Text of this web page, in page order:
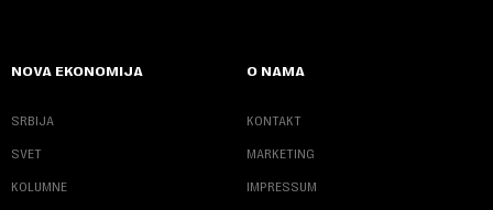
NOVA EKONOMIJA
SRBIJA
SVET
KOLUMNE
O NAMA
KONTAKT
MARKETING
IMPRESSUM